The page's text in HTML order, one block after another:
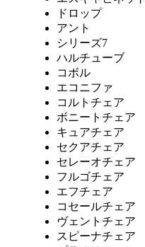
ドロップ
アント
シリーズ7
ハルチューブ
コボル
エコニファ
コルトチェア
ボニートチェア
キュアチェア
セクアチェア
セレーオチェア
フルゴチェア
エフチェア
コセールチェア
ヴェントチェア
スピーナチェア